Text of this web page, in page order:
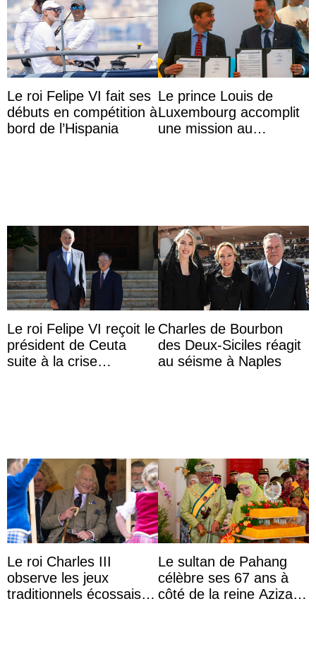
Le roi Felipe VI fait ses
débuts en compétition à
bord de l’Hispania
Le prince Louis de
Luxembourg accomplit
une mission au
Le roi Felipe VI reçoit le
président de Ceuta
suite à la crise
Charles de Bourbon
des Deux-Siciles réagit
au séisme à Naples
Le roi Charles III
observe les jeux
traditionnels écossais
Le sultan de Pahang
célèbre ses 67 ans à
côté de la reine Azizah